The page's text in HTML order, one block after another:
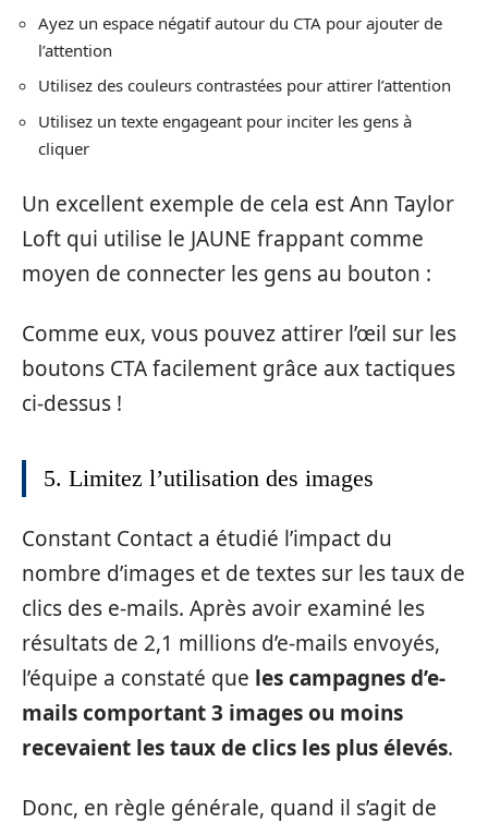
Ayez un espace négatif autour du CTA pour ajouter de
l’attention
Utilisez des couleurs contrastées pour attirer l’attention
Utilisez un texte engageant pour inciter les gens à
cliquer
Un excellent exemple de cela est Ann Taylor
Loft qui utilise le JAUNE frappant comme
moyen de connecter les gens au bouton :
Comme eux, vous pouvez attirer l’œil sur les
boutons CTA facilement grâce aux tactiques
ci-dessus !
5. Limitez l’utilisation des images
Constant Contact a étudié l’impact du
nombre d’images et de textes sur les taux de
clics des e-mails. Après avoir examiné les
résultats de 2,1 millions d’e-mails envoyés,
l’équipe a constaté que les campagnes d’e-
mails comportant 3 images ou moins
recevaient les taux de clics les plus élevés.
Donc, en règle générale, quand il s’agit de